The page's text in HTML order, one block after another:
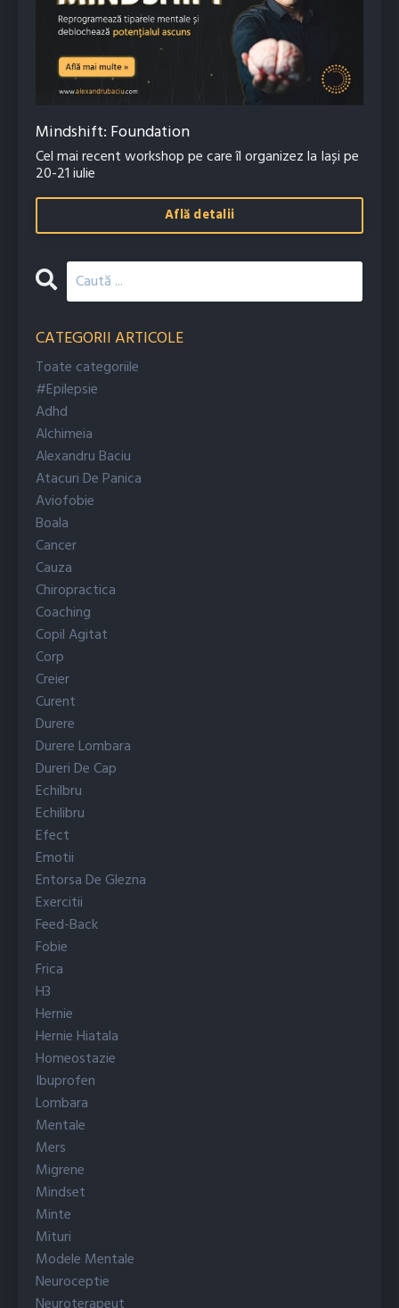
Mindshift: Foundation
Cel mai recent workshop pe care îl organizez la Iași pe
20-21 iulie
Află detalii
CATEGORII ARTICOLE
Toate categoriile
#epilepsie
Adhd
Alchimeia
Alexandru Baciu
Atacuri De Panica
Aviofobie
Boala
Cancer
Cauza
Chiropractica
Coaching
Copil Agitat
Corp
Creier
Curent
Durere
Durere Lombara
Dureri De Cap
Echilbru
Echilibru
Efect
Emotii
Entorsa De Glezna
Exercitii
Feed-Back
Fobie
Frica
H3
Hernie
Hernie Hiatala
Homeostazie
Ibuprofen
Lombara
Mentale
Mers
Migrene
Mindset
Minte
Mituri
Modele Mentale
Neuroceptie